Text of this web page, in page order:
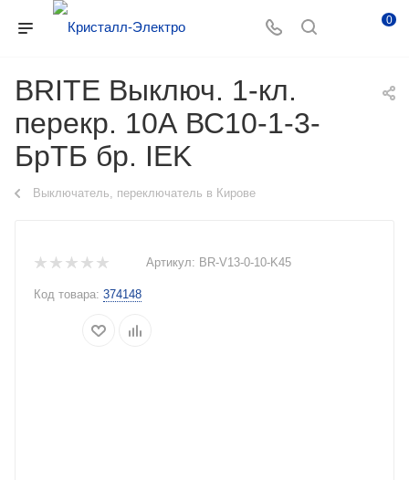
0
BRITE Выключ. 1-кл.
перекр. 10А ВС10-1-3-
БрТБ бр. IEK
Выключатель, переключатель в Кирове
Артикул: BR-V13-0-10-K45
Код товара: 374148